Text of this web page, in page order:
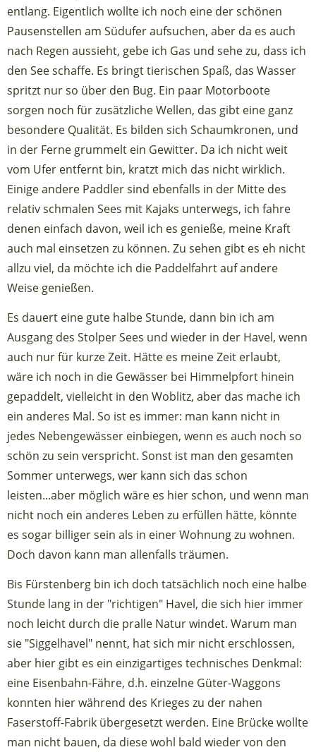
entlang. Eigentlich wollte ich noch eine der schönen
Pausenstellen am Südufer aufsuchen, aber da es auch
nach Regen aussieht, gebe ich Gas und sehe zu, dass ich
den See schaffe. Es bringt tierischen Spaß, das Wasser
spritzt nur so über den Bug. Ein paar Motorboote
sorgen noch für zusätzliche Wellen, das gibt eine ganz
besondere Qualität. Es bilden sich Schaumkronen, und
in der Ferne grummelt ein Gewitter. Da ich nicht weit
vom Ufer entfernt bin, kratzt mich das nicht wirklich.
Einige andere Paddler sind ebenfalls in der Mitte des
relativ schmalen Sees mit Kajaks unterwegs, ich fahre
denen einfach davon, weil ich es genieße, meine Kraft
auch mal einsetzen zu können. Zu sehen gibt es eh nicht
allzu viel, da möchte ich die Paddelfahrt auf andere
Weise genießen.
Es dauert eine gute halbe Stunde, dann bin ich am
Ausgang des Stolper Sees und wieder in der Havel, wenn
auch nur für kurze Zeit. Hätte es meine Zeit erlaubt,
wäre ich noch in die Gewässer bei Himmelpfort hinein
gepaddelt, vielleicht in den Woblitz, aber das mache ich
ein anderes Mal. So ist es immer: man kann nicht in
jedes Nebengewässer einbiegen, wenn es auch noch so
schön zu sein verspricht. Sonst ist man den gesamten
Sommer unterwegs, wer kann sich das schon
leisten...aber möglich wäre es hier schon, und wenn man
nicht noch ein anderes Leben zu erfüllen hätte, könnte
es sogar billiger sein als in einer Wohnung zu wohnen.
Doch davon kann man allenfalls träumen.
Bis Fürstenberg bin ich doch tatsächlich noch eine halbe
Stunde lang in der "richtigen" Havel, die sich hier immer
noch leicht durch die pralle Natur windet. Warum man
sie "Siggelhavel" nennt, hat sich mir nicht erschlossen,
aber hier gibt es ein einzigartiges technisches Denkmal:
eine Eisenbahn-Fähre, d.h. einzelne Güter-Waggons
konnten hier während des Krieges zu der nahen
Faserstoff-Fabrik übergesetzt werden. Eine Brücke wollte
man nicht bauen, da diese wohl bald wieder von den